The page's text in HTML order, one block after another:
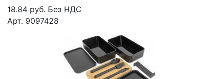
18.84 руб. Без НДС
Арт. 9097428